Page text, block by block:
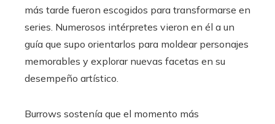
más tarde fueron escogidos para transformarse en
series. Numerosos intérpretes vieron en él a un
guía que supo orientarlos para moldear personajes
memorables y explorar nuevas facetas en su
desempeño artístico.
Burrows sostenía que el momento más